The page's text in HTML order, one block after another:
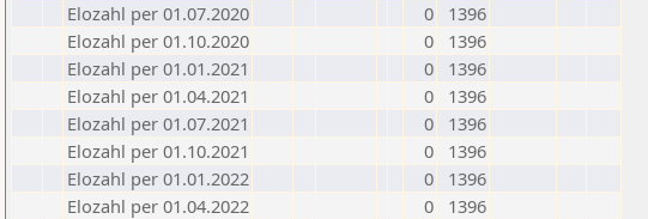
Elozahl per 01.07.2020
0
1396
Elozahl per 01.10.2020
0
1396
Elozahl per 01.01.2021
0
1396
Elozahl per 01.04.2021
0
1396
Elozahl per 01.07.2021
0
1396
Elozahl per 01.10.2021
0
1396
Elozahl per 01.01.2022
0
1396
Elozahl per 01.04.2022
0
1396